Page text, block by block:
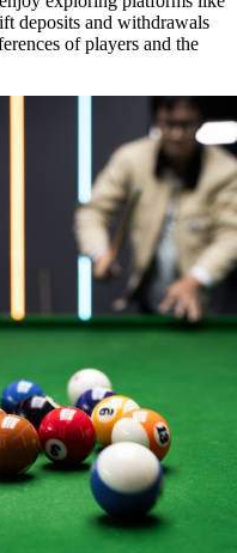
deposits and withdrawals
of players and the